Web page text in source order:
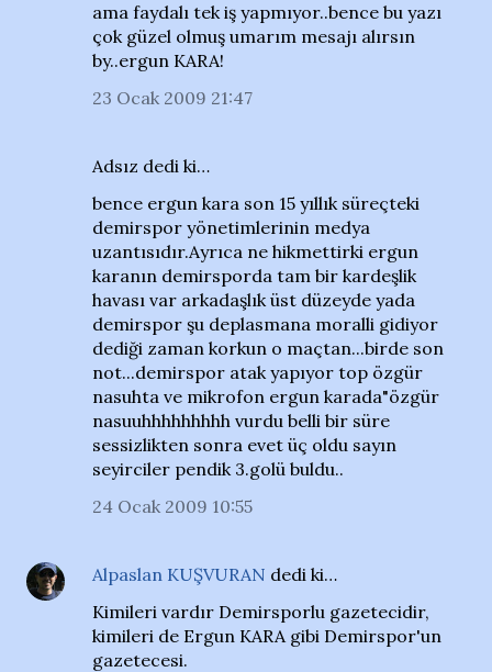
ama faydalı tek iş yapmıyor..bence bu yazı
çok güzel olmuş umarım mesajı alırsın
by..ergun KARA!
23 Ocak 2009 21:47
Adsız dedi ki…
bence ergun kara son 15 yıllık süreçteki
demirspor yönetimlerinin medya
uzantısıdır.Ayrıca ne hikmettirki ergun
karanın demirsporda tam bir kardeşlik
havası var arkadaşlık üst düzeyde yada
demirspor şu deplasmana moralli gidiyor
dediği zaman korkun o maçtan...birde son
not...demirspor atak yapıyor top özgür
nasuhta ve mikrofon ergun karada"özgür
nasuuhhhhhhhhh vurdu belli bir süre
sessizlikten sonra evet üç oldu sayın
seyirciler pendik 3.golü buldu..
24 Ocak 2009 10:55
Alpaslan KUŞVURAN dedi ki…
Kimileri vardır Demirsporlu gazetecidir,
kimileri de Ergun KARA gibi Demirspor'un
gazetecesi.